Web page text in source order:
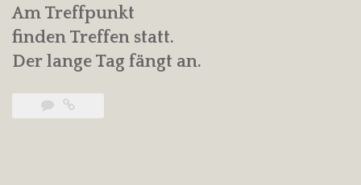
Am Treffpunkt
finden Treffen statt.
Der lange Tag fängt an.